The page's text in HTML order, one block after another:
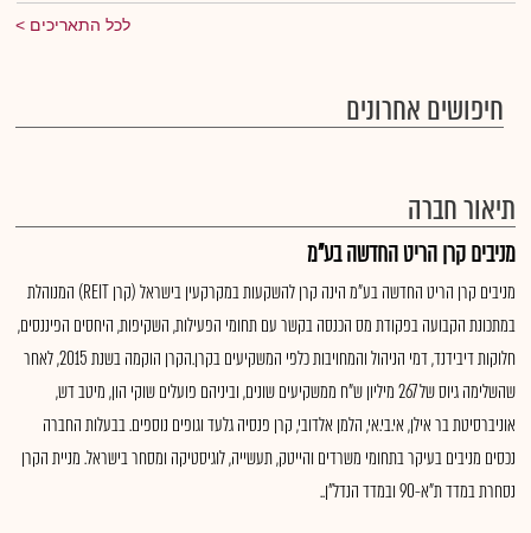
לכל התאריכים
חיפושים אחרונים
תיאור חברה
מניבים קרן הריט החדשה בע"מ
מניבים קרן הריט החדשה בע"מ הינה קרן להשקעות במקרקעין בישראל (קרן REIT) המנוהלת
במתכונת הקבועה בפקודת מס הכנסה בקשר עם תחומי הפעילות, השקיפות, היחסים הפיננסים,
חלוקות דיבידנד, דמי הניהול והמחויבות כלפי המשקיעים בקרן.הקרן הוקמה בשנת 2015, לאחר
שהשלימה גיוס של 267 מיליון ש"ח ממשקיעים שונים, וביניהם פועלים שוקי הון, מיטב דש,
אוניברסיטת בר אילן, אי.בי.אי, הלמן אלדובי, קרן פנסיה גלעד וגופים נוספים. בבעלות החברה
נכסים מניבים בעיקר בתחומי משרדים והייטק, תעשייה, לוגיסטיקה ומסחר בישראל. מניית הקרן
נסחרת במדד ת"א-90 ובמדד הנדל"ן..